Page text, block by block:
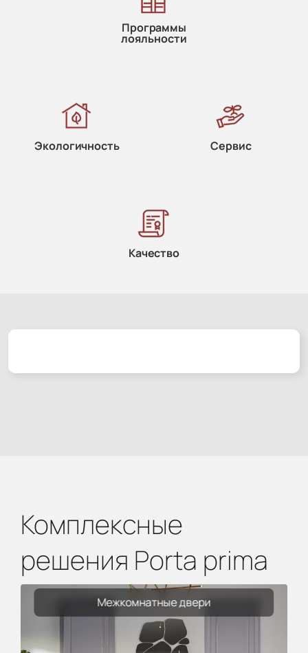
Программы
лояльности
Экологичность Сервис
Качество
Комплексные
решения Porta prima
Межкомнатные двери